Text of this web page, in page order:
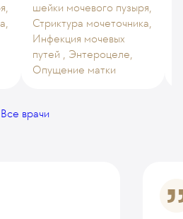
шейки мочевого пузыря,
Стриктура мочеточника,
Инфекция мочевых
путей , Энтероцеле,
Опущение матки
Все врачи